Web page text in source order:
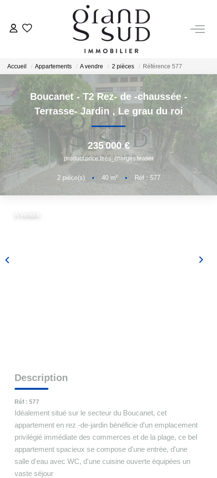
NOS BIENS À LA VENTE
NOS LOCATIONS
Nos Locations Annuelles
Nos Locations Vacances
Service De Conciergerie Bord De Mer
Comptabilité Propriétaires De Locations Saisonnières
Accueil Appartements A vendre 2 pièces Référence 577
Boucanet - T2 Rez- de -chaussée -
Terrasse- Jardin , Le grau du roi
235 000 €
product.price.fees_charges.teaser
2pièce(s) • 40m² • Réf : 577
A vendre
Description
Réf : 577
Idéalement situé sur le secteur du Boucanet, cet
appartement en rez -de-jardin bénéficie d'un emplacement
privilégié immédiate des commerces et de la plage, ce bel
appartement spacieux se compose d'une entrée, d'une
salle d'eau avec WC, d'une cuisine ouverte équipées un
vaste séjour